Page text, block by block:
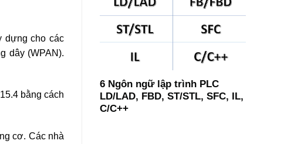
dựng cho các
dây (WPAN).
bằng cách
cơ. Các nhà
6 Ngôn ngữ lập trình PLC
LD/LAD, FBD, ST/STL, SFC, IL,
C/C++